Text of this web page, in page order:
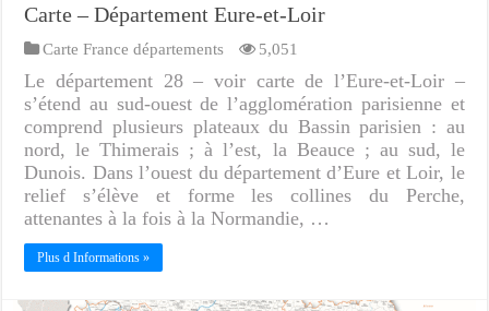
Carte – Département Eure-et-Loir
Carte France départements 5,051
Le département 28 – voir carte de l’Eure-et-Loir –
s’étend au sud-ouest de l’agglomération parisienne et
comprend plusieurs plateaux du Bassin parisien : au
nord, le Thimerais ; à l’est, la Beauce ; au sud, le
Dunois. Dans l’ouest du département d’Eure et Loir, le
relief s’élève et forme les collines du Perche,
attenantes à la fois à la Normandie, …
Plus d Informations »